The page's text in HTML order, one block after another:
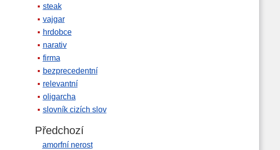
steak
vajgar
hrdobce
narativ
firma
bezprecedentní
relevantní
oligarcha
slovník cizích slov
Předchozí
amorfní nerost